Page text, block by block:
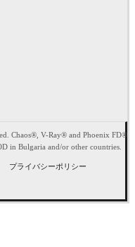
Chaos®, V-Ray® and Phoenix FD®
in Bulgaria and/or other countries.
プライバシーポリシー